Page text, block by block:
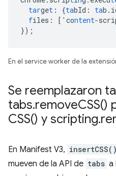
target : {tabId : ta
files : [ 'content-
});
En el service worker de la
Se reemplazaron
tabs.removeCSS()
CSS() y scripting.
En Manifest V3, insertCSS()
mueven de la API de tabs a